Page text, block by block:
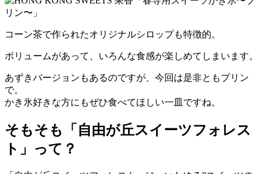
コーン茶で作られたオリジナルシロップも特徴的。
ボリュームがあって、いろんな食感が楽しめてしまいます。
あずきバージョンもあるのですが、今回は是非ともプリン
で。
かき氷好きな方にもぜひ食べてほしい一皿ですね。
そもそも「自由が丘スイーツフォレス
ト」って？